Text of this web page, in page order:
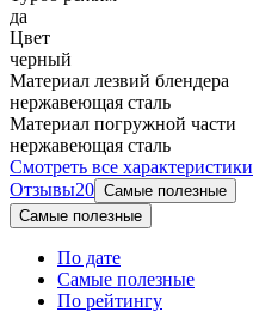
да
Цвет
черный
Материал лезвий блендера
нержавеющая сталь
Материал погружной части
нержавеющая сталь
Смотреть все характеристики
Отзывы20 Самые полезные
Самые полезные
По дате
Самые полезные
По рейтингу